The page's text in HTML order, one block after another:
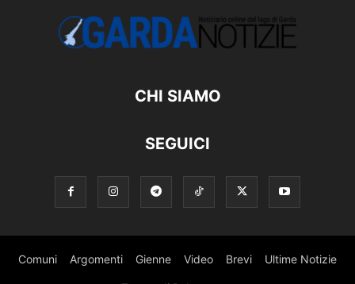
CHI SIAMO
SEGUICI
Comuni Argomenti Gienne Video Brevi Ultime Notizie